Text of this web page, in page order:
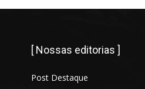
[ Nossas editorias ]
Post Destaque